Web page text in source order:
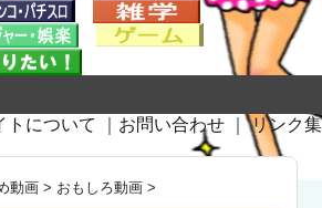
トについて
お問い合わせ ｜リンク集
動画 > おもしろ動画 >